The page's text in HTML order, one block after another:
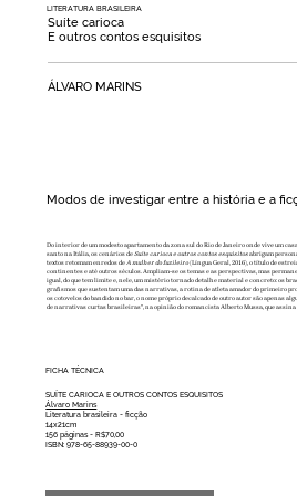
LITERATURA BRASILEIRA
Suíte carioca
E outros contos esquisitos
ÁLVARO MARINS
Modos de investigar entre a história e a
Do interior de um modesto apartamento da zona sul do Rio de Janeiro onde vive um
santo na Itália, os cenários de Suíte carioca e outros contos esquisitosabrigam
textos retomam enredos de A mulher do fuzileiro(Língua Geral, 2016), o título de
continentes e até outros séculos. Ampliam-se os temas e as perspectivas, mas
igual, do que tem limite e, nele, um mistério tornado detalhe material e concreto: os
grafismos que sustentam uma das narrativas, a rotina de atleta amador do primeiro
os cotovelos do bandido no bar, o nome próprio decalcado de outro autor são apenas
de narrativas curtas brasileiras", na opinião do romancista Alberto Mussa, que assina
FICHA TÉCNICA
SUÍTE CARIOCA E OUTROS CONTOS ESQUISITOS
Álvaro Marins
Literatura brasileira - ficção
14x21cm
156 páginas - R$70,00
ISBN: 978-65-88939-00-0